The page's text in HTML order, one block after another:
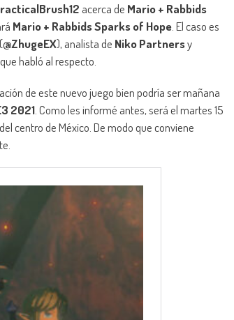
acerca de Mario + Rabbids
Mario + Rabbids Sparks of Hope. El caso es
(@ZhugeEX), analista de Niko Partnersy
que habló al respecto.
de este nuevo juego bien podría ser mañana
2021. Como les informé antes, será el martes 15
centro de México. De modo que conviene